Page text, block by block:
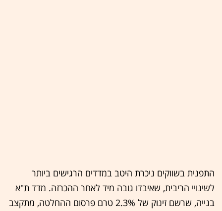
התפנית בשווקים ניכרת היטב במדדים הרגישים ביותר
לשינויי הריבית, שאיבדו גובה מיד לאחר ההכרזה. מדד ת"א
בנייה, שרשם זינוק של 2.3% טרם פרסום ההחלטה, מתקצב